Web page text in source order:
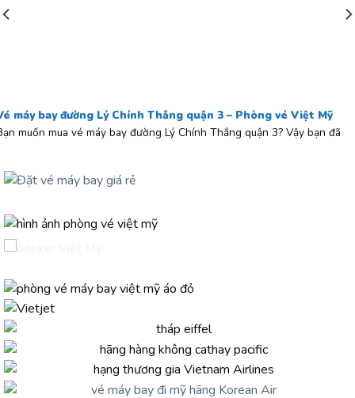
máy bay đường Lý Chính Thắng quận 3 – Phòng vé Việt Mỹ
muốn mua vé máy bay đường Lý Chính Thắng quận 3? Vậy bạn đã